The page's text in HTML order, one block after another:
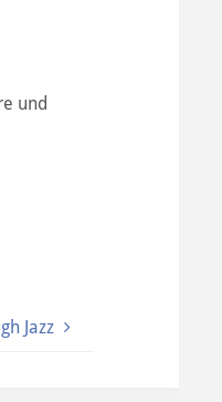
und
Jazz